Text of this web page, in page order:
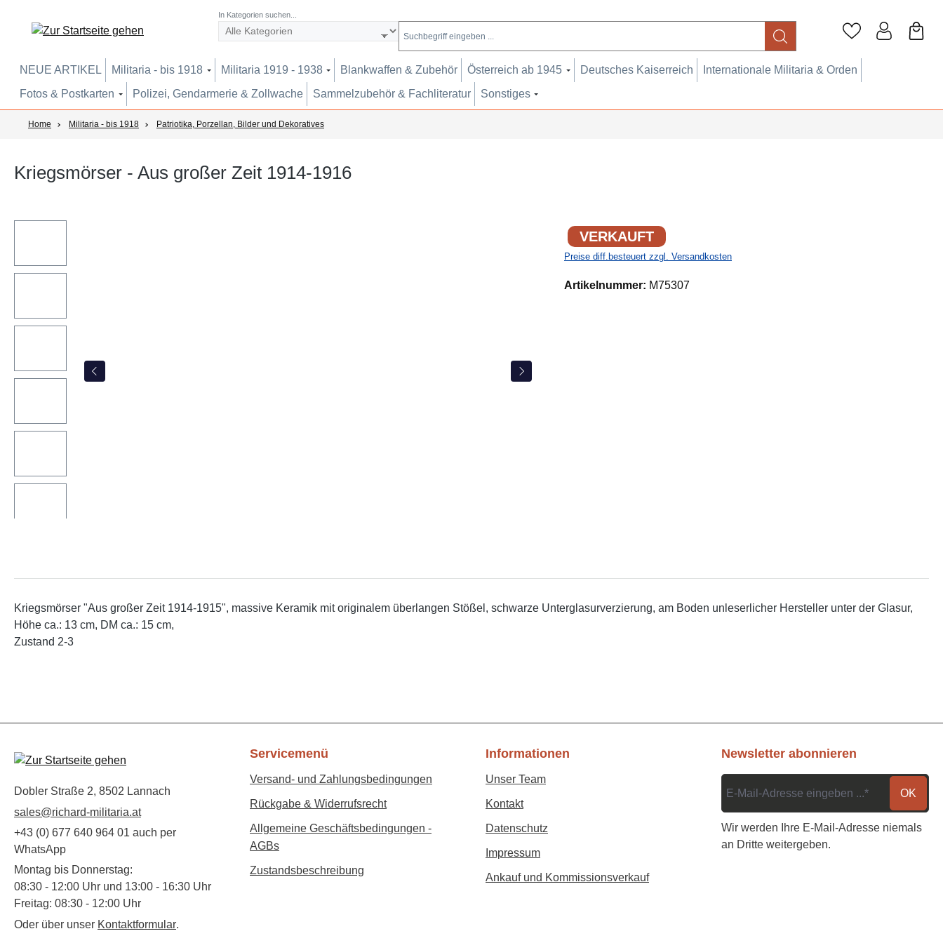
In Kategorien suchen...
NEUE ARTIKEL Militaria - bis 1918 Militaria 1919 - 1938 Blankwaffen & Zubehör Österreich ab 1945 Deutsches Kaiserreich
Internationale Militaria & Orden
Fotos & Postkarten
Polizei, Gendarmerie & Zollwache Sammelzubehör & Fachliteratur Sonstiges
Home Militaria - bis 1918 Patriotika, Porzellan, Bilder und Dekoratives
Kriegsmörser - Aus großer Zeit 1914-1916
VERKAUFT
Preise diff.besteuert zzgl. Versandkosten
Artikelnummer: M75307
Kriegsmörser "Aus großer Zeit 1914-1915", massive Keramik mit originalem überlangen Stößel, schwarze Unterglasurverzierung, am Boden unleserlicher Hersteller unter der Glasur,
Höhe ca.: 13 cm, DM ca.: 15 cm,
Zustand 2-3
Dobler Straße 2, 8502 Lannach
sales@richard-militaria.at
+43 (0) 677 640 964 01 auch per
WhatsApp
Montag bis Donnerstag:
08:30 - 12:00 Uhr und 13:00 - 16:30 Uhr
Freitag: 08:30 - 12:00 Uhr
Oder über unser Kontaktformular.
Servicemenü
Versand- und Zahlungsbedingungen
Rückgabe & Widerrufsrecht
Allgemeine Geschäftsbedingungen -
AGBs
Zustandsbeschreibung
Informationen
Unser Team
Kontakt
Datenschutz
Impressum
Ankauf und Kommissionsverkauf
Newsletter abonnieren
OK
Wir werden Ihre E-Mail-Adresse niemals
an Dritte weitergeben.